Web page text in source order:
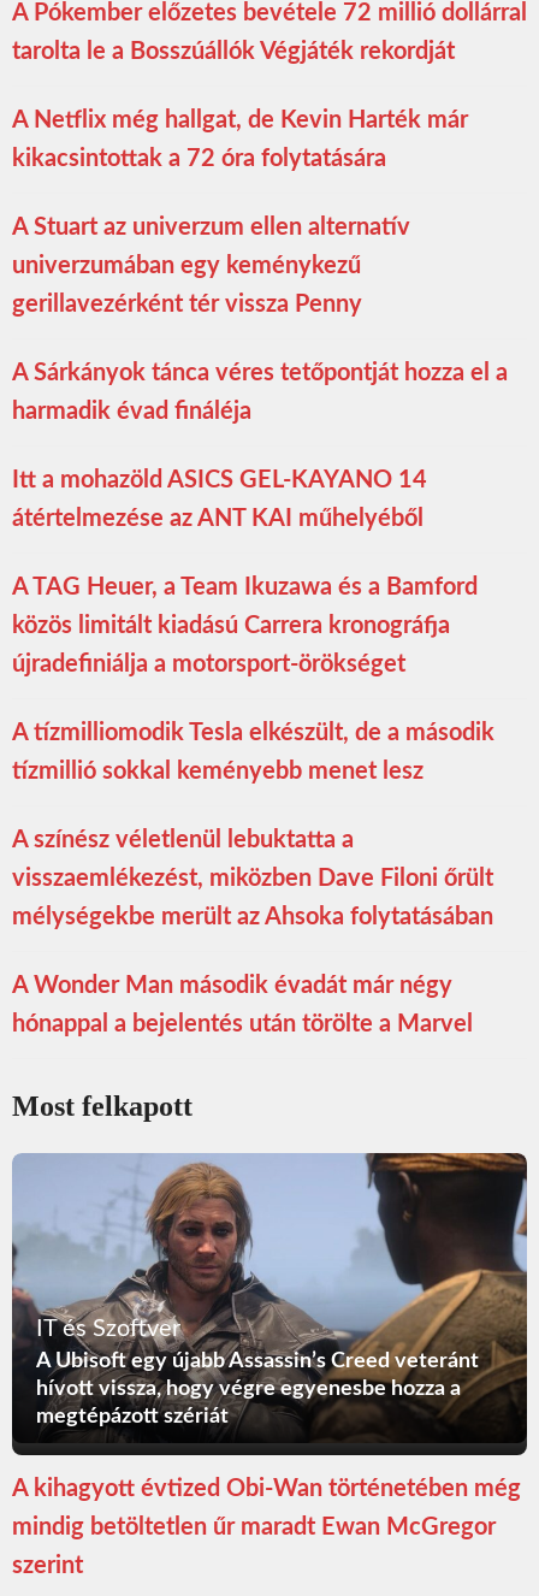
A Pókember előzetes bevétele 72 millió dollárral
tarolta le a Bosszúállók Végjáték rekordját
A Netflix még hallgat, de Kevin Harték már
kikacsintottak a 72 óra folytatására
A Stuart az univerzum ellen alternatív
univerzumában egy keménykezű
gerillavezérként tér vissza Penny
A Sárkányok tánca véres tetőpontját hozza el a
harmadik évad fináléja
Itt a mohazöld ASICS GEL-KAYANO 14
átértelmezése az ANT KAI műhelyéből
A TAG Heuer, a Team Ikuzawa és a Bamford
közös limitált kiadású Carrera kronográfja
újradefiniálja a motorsport-örökséget
A tízmilliomodik Tesla elkészült, de a második
tízmillió sokkal keményebb menet lesz
A színész véletlenül lebuktatta a
visszaemlékezést, miközben Dave Filoni őrült
mélységekbe merült az Ahsoka folytatásában
A Wonder Man második évadát már négy
hónappal a bejelentés után törölte a Marvel
Most felkapott
IT és Szoftver
A Ubisoft egy újabb Assassin’s Creed veteránt
hívott vissza, hogy végre egyenesbe hozza a
megtépázott szériát
A kihagyott évtized Obi-Wan történetében még
mindig betöltetlen űr maradt Ewan McGregor
szerint